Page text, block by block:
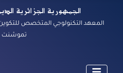
الجمهورية الجزائرية
المعهد التكنولوجي المتخصص
تموشنت